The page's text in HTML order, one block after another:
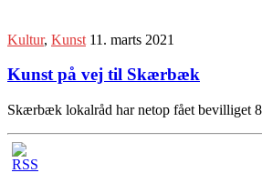
Kultur, Kunst 11. marts 2021
Kunst på vej til Skærbæk
Skærbæk lokalråd har netop fået bevilliget